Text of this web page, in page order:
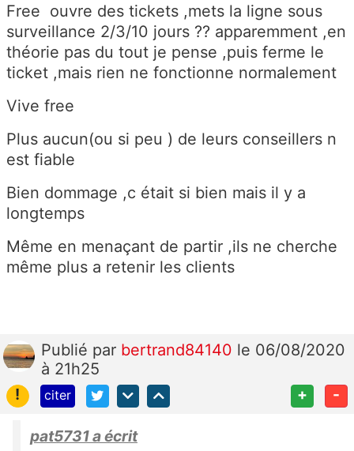
Free ouvre des tickets ,mets la ligne sous
surveillance 2/3/10 jours ?? apparemment ,en
théorie pas du tout je pense ,puis ferme le
ticket ,mais rien ne fonctionne normalement
Vive free
Plus aucun(ou si peu ) de leurs conseillers n
est fiable
Bien dommage ,c était si bien mais il y a
longtemps
Même en menaçant de partir ,ils ne cherche
même plus a retenir les clients
Publié par bertrand84140 le 06/08/2020
à 21h25
!
citer + -
pat5731 a écrit